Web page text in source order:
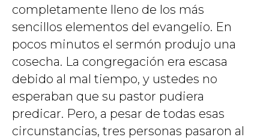
completamente lleno de los más
sencillos elementos del evangelio. En
pocos minutos el sermón produjo una
cosecha. La congregación era escasa
debido al mal tiempo, y ustedes no
esperaban que su pastor pudiera
predicar. Pero, a pesar de todas esas
circunstancias, tres personas pasaron al